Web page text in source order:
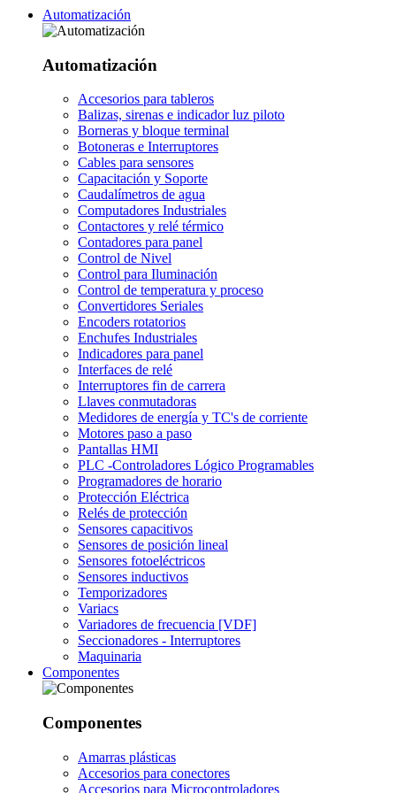
Automatización
Automatización
Accesorios para tableros
Balizas, sirenas e indicador luz piloto
Borneras y bloque terminal
Botoneras e Interruptores
Cables para sensores
Capacitación y Soporte
Caudalímetros de agua
Computadores Industriales
Contactores y relé térmico
Contadores para panel
Control de Nivel
Control para Iluminación
Control de temperatura y proceso
Convertidores Seriales
Encoders rotatorios
Enchufes Industriales
Indicadores para panel
Interfaces de relé
Interruptores fin de carrera
Llaves conmutadoras
Medidores de energía y TC's de corriente
Motores paso a paso
Pantallas HMI
PLC -Controladores Lógico Programables
Programadores de horario
Protección Eléctrica
Relés de protección
Sensores capacitivos
Sensores de posición lineal
Sensores fotoeléctricos
Sensores inductivos
Temporizadores
Variacs
Variadores de frecuencia [VDF]
Seccionadores - Interruptores
Maquinaria
Componentes
Componentes
Amarras plásticas
Accesorios para conectores
Accesorios para Microcontroladores